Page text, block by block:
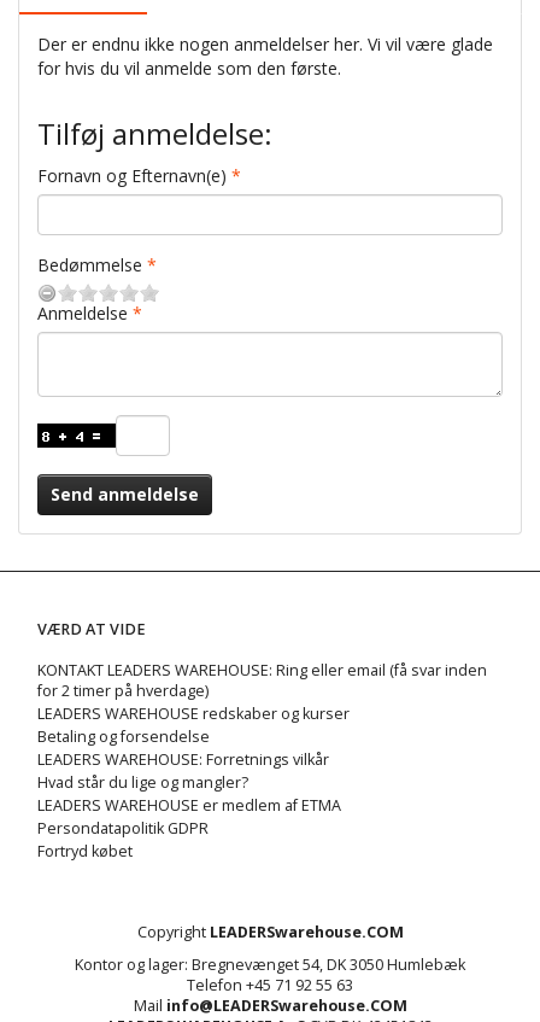
Der er endnu ikke nogen anmeldelser her. Vi vil være glade
for hvis du vil anmelde som den første.
Tilføj anmeldelse:
Fornavn og Efternavn(e)
Bedømmelse
Anmeldelse
Send anmeldelse
VÆRD AT VIDE
KONTAKT LEADERS WAREHOUSE: Ring eller email (få svar inden
for 2 timer på hverdage)
LEADERS WAREHOUSE redskaber og kurser
Betaling og forsendelse
LEADERS WAREHOUSE: Forretnings vilkår
Hvad står du lige og mangler?
LEADERS WAREHOUSE er medlem af ETMA
Persondatapolitik GDPR
Fortryd købet
Copyright LEADERSwarehouse.COM
Kontor og lager: Bregnevænget 54, DK 3050 Humlebæk
Telefon +45 71 92 55 63
Mail info@LEADERSwarehouse.COM